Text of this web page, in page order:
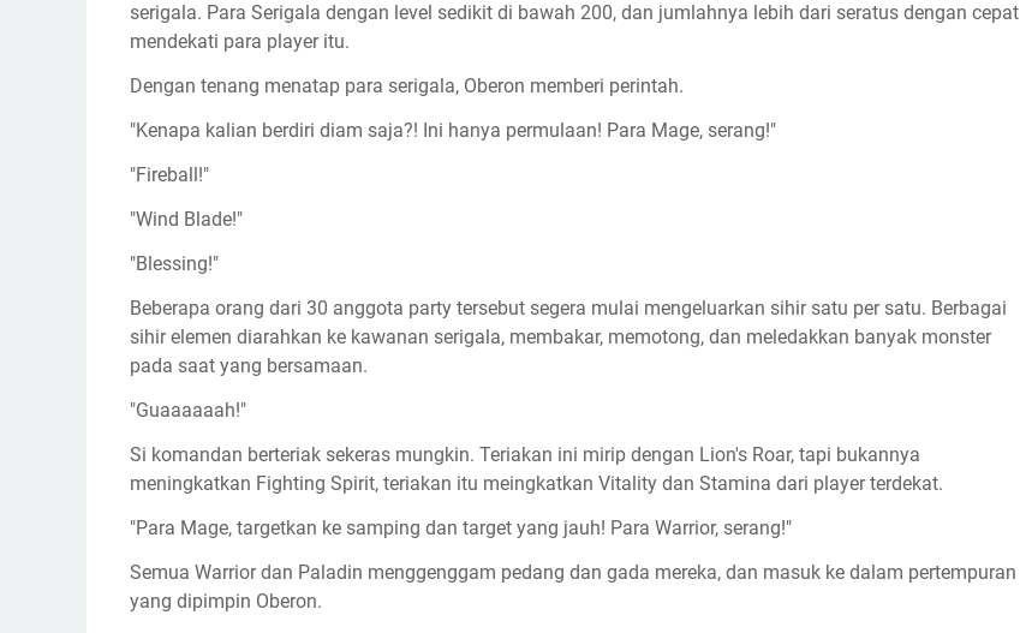
serigala. Para Serigala dengan level sedikit di bawah 200, dan jumlahnya lebih dari seratus dengan cepat
mendekati para player itu.
Dengan tenang menatap para serigala, Oberon memberi perintah.
"Kenapa kalian berdiri diam saja?! Ini hanya permulaan! Para Mage, serang!"
"Fireball!"
"Wind Blade!"
"Blessing!"
Beberapa orang dari 30 anggota party tersebut segera mulai mengeluarkan sihir satu per satu. Berbagai
sihir elemen diarahkan ke kawanan serigala, membakar, memotong, dan meledakkan banyak monster
pada saat yang bersamaan.
"Guaaaaaah!"
Si komandan berteriak sekeras mungkin. Teriakan ini mirip dengan Lion's Roar, tapi bukannya
meningkatkan Fighting Spirit, teriakan itu meingkatkan Vitality dan Stamina dari player terdekat.
"Para Mage, targetkan ke samping dan target yang jauh! Para Warrior, serang!"
Semua Warrior dan Paladin menggenggam pedang dan gada mereka, dan masuk ke dalam pertempuran
yang dipimpin Oberon.